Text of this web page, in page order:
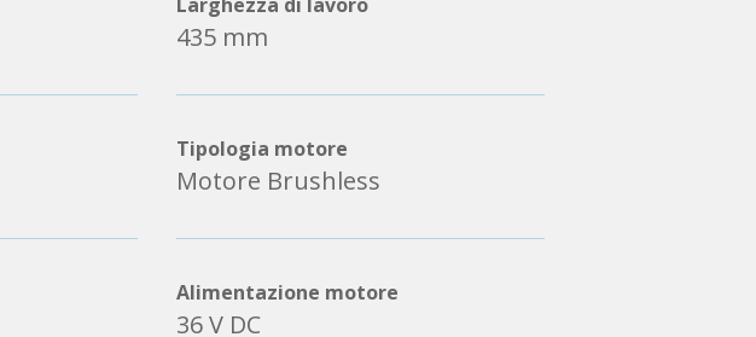
Larghezza di lavoro
435 mm
Tipologia motore
Motore Brushless
Alimentazione motore
36 V DC